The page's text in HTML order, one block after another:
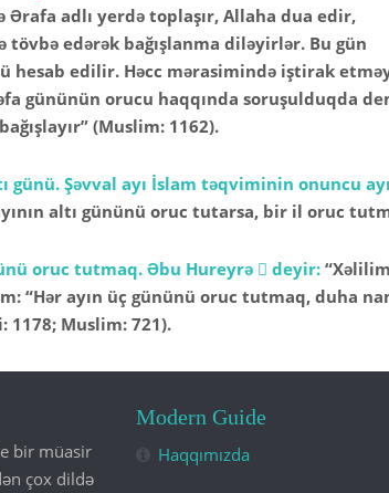
Ərafa adlı yerdə toplaşır, Allaha dua edir,
tövbə edərək bağışlanma diləyirlər. Bu gün
hesab edilir. Həcc mərasimində iştirak
gününün orucu haqqında soruşulduqda
(Muslim: 1162).
günü. Şəvval ayı İslam təqviminin onuncu
altı gününü oruc tutarsa, bir il oruc
oruc tutmaq. Əbu Hureyrə  deyir:
“Hər ayın üç gününü oruc tutmaq, duha
1178; Muslim: 721).
bir müasir
çox dildə
Modern Guide
Haqqımızda